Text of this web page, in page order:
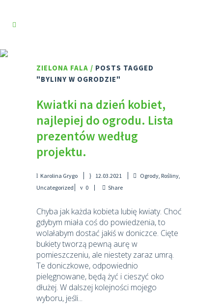
ZIELONA FALA / POSTS TAGGED
"BYLINY W OGRODZIE"
Kwiatki na dzień kobiet,
najlepiej do ogrodu. Lista
prezentów według
projektu.
Karolina Grygo 12.03.2021 Ogrody, Rośliny,
Uncategorized
0 Share
Chyba jak każda kobieta lubię kwiaty. Choć
gdybym miała coś do powiedzenia, to
wolałabym dostać jakiś w doniczce. Cięte
bukiety tworzą pewną aurę w
pomieszczeniu, ale niestety zaraz umrą.
Te doniczkowe, odpowiednio
pielęgnowane, będą żyć i cieszyć oko
dłużej. W dalszej kolejności mojego
wyboru, jeśli...